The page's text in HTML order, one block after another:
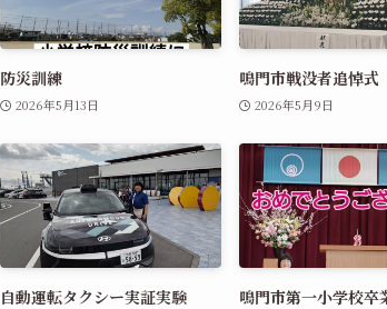
防災訓練
2026年5月13日
鳴門市戦没者追悼式
2026年5月9日
自動運転タクシー実証実験 鳴門市第一小学校卒